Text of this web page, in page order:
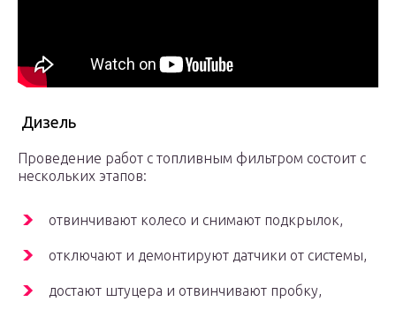
Дизель
Проведение работ с топливным фильтром состоит с
нескольких этапов:
отвинчивают колесо и снимают подкрылок,
отключают и демонтируют датчики от системы,
достают штуцера и отвинчивают пробку,